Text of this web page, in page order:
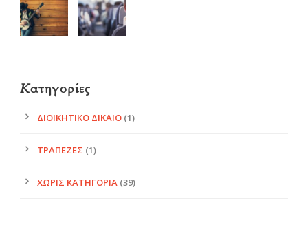
Kατηγορίες
ΔΙΟΙΚΗΤΙΚΌ ΔΊΚΑΙΟ (1)
ΤΡΆΠΕΖΕΣ (1)
ΧΩΡΊΣ ΚΑΤΗΓΟΡΊΑ (39)